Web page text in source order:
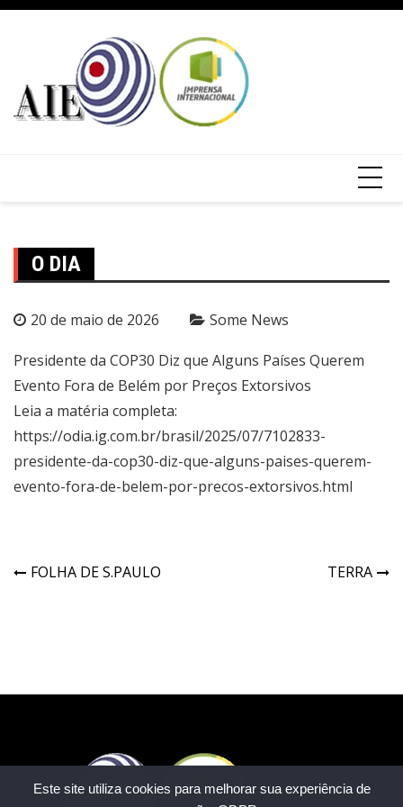
Este site utiliza cookies para melhorar sua experiência de
O DIA
20 de maio de 2026 Some News
Presidente da COP30 Diz que Alguns Países Querem
Evento Fora de Belém por Preços Extorsivos
Leia a matéria completa:
https://odia.ig.com.br/brasil/2025/07/7102833-
presidente-da-cop30-diz-que-alguns-paises-querem-
evento-fora-de-belem-por-precos-extorsivos.html
FOLHA DE S.PAULO TERRA